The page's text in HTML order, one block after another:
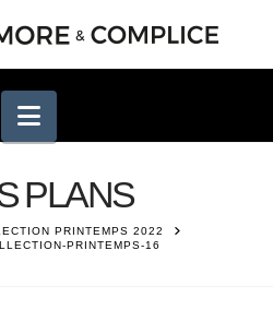
Navigation
PLANS
PRINTEMPS 2022
PRINTEMPS-16